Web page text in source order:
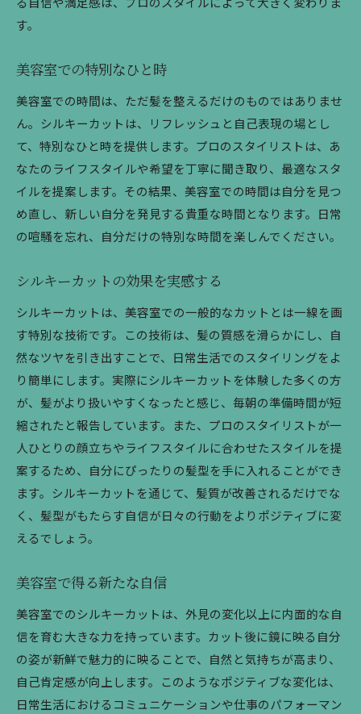
す。
美容室での特別なひと時
美容室での時間は、ただ髪を整えるだけのものではありませ
ん。シルキーカットは、リフレッシュと自己表現の場とし
て、特別なひと時を提供します。プロのスタイリストは、あ
なたのライフスタイルや希望を丁寧に聞き取り、最適なスタ
イルを提案します。その結果、美容室での時間は自分を見つ
め直し、新しい自分を発見する貴重な時間となります。日常
の喧騒を忘れ、自分だけの特別な時間を楽しんでください。
シルキーカットの効果を実感する
シルキーカットは、美容室での一般的なカットとは一線を画
す特別な技術です。この技術は、髪の質感を滑らかにし、自
然なツヤを引き出すことで、日常生活でのスタイリングをよ
り簡単にします。実際にシルキーカットを体験した多くの方
が、髪がより扱いやすくなったと感じ、毎朝の準備時間が短
縮されたと報告しています。また、プロのスタイリストが一
人ひとりの顔立ちやライフスタイルに合わせたスタイルを提
案するため、自分にぴったりの髪型を手に入れることができ
ます。シルキーカットを通じて、髪質が改善されるだけでな
く、髪型がもたらす自信が日々の行動をよりポジティブに変
えるでしょう。
美容室で得る新たな自信
美容室でのシルキーカットは、外見の変化以上に内面的な自
信を育む大きな力を持っています。カット後に鏡に映る自分
の姿が新鮮で魅力的に映ることで、自然と気持ちが高まり、
自己肯定感が向上します。このようなポジティブな変化は、
日常生活におけるコミュニケーションや仕事のパフォーマン